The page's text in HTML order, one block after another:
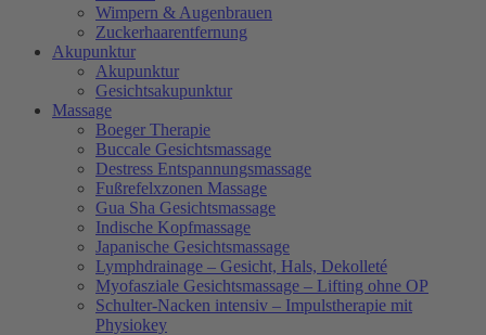
Wimpern & Augenbrauen
Zuckerhaarentfernung
Akupunktur
Akupunktur
Gesichtsakupunktur
Massage
Boeger Therapie
Buccale Gesichtsmassage
Destress Entspannungsmassage
Fußrefelxzonen Massage
Gua Sha Gesichtsmassage
Indische Kopfmassage
Japanische Gesichtsmassage​
Lymphdrainage – Gesicht, Hals, Dekolleté
Myofasziale Gesichtsmassage​ – Lifting ohne OP
Schulter-Nacken intensiv – Impulstherapie mit
Physiokey